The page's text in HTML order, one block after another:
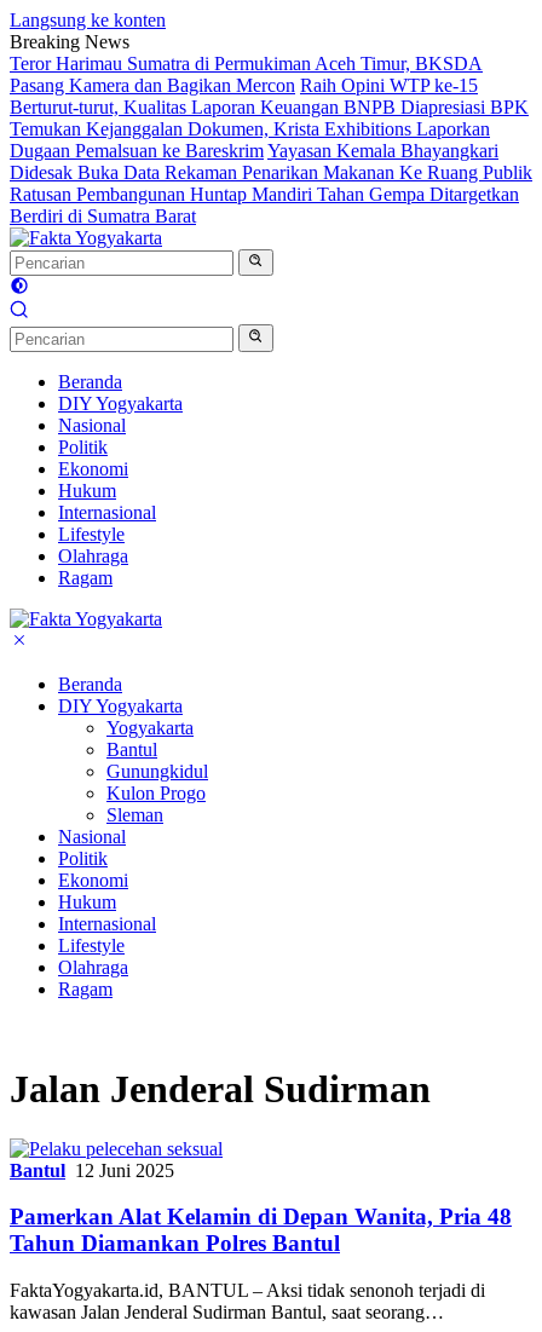
Langsung ke konten
Breaking News
Teror Harimau Sumatra di Permukiman Aceh Timur, BKSDA
Pasang Kamera dan Bagikan Mercon Raih Opini WTP ke-15
Berturut-turut, Kualitas Laporan Keuangan BNPB Diapresiasi BPK
Temukan Kejanggalan Dokumen, Krista Exhibitions Laporkan
Dugaan Pemalsuan ke BareskrimYayasan Kemala Bhayangkari
Didesak Buka Data Rekaman Penarikan Makanan Ke Ruang Publik
Ratusan Pembangunan Huntap Mandiri Tahan Gempa Ditargetkan
Berdiri di Sumatra Barat
Beranda
DIY Yogyakarta
Nasional
Politik
Ekonomi
Hukum
Internasional
Lifestyle
Olahraga
Ragam
Beranda
DIY Yogyakarta
Yogyakarta
Bantul
Gunungkidul
Kulon Progo
Sleman
Nasional
Politik
Ekonomi
Hukum
Internasional
Lifestyle
Olahraga
Ragam
Jalan Jenderal Sudirman
Bantul 12 Juni 2025
Pamerkan Alat Kelamin di Depan Wanita, Pria 48
Tahun Diamankan Polres Bantul
FaktaYogyakarta.id, BANTUL – Aksi tidak senonoh terjadi di
kawasan Jalan Jenderal Sudirman Bantul, saat seorang…